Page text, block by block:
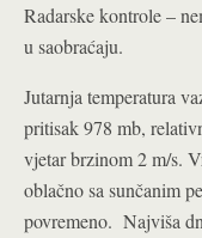
Radarske kontrole –
u saobraćaju.
Jutarnja temperatura
pritisak 978 mb,
vjetar brzinom 2 m/s.
oblačno sa sunčanim
povremeno. Najviša